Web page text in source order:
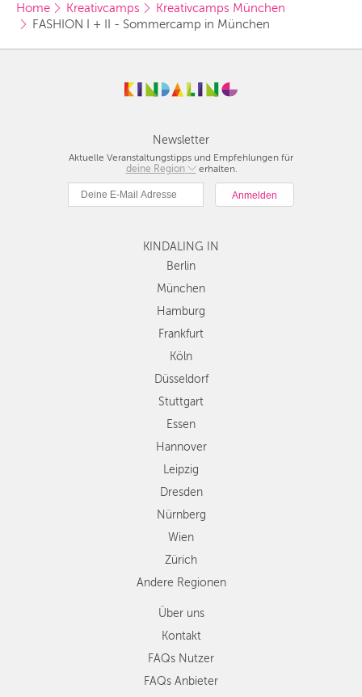
Home Kreativcamps
Kreativcamps München
FASHION I + II - Sommercamp in München
Newsletter
Aktuelle Veranstaltungstipps und Empfehlungen für
deine Region
Berlin
München
Hamburg
Köln
Düsseldorf
Stuttgart
Essen
Dresden
Nürnberg
Wien
Zürich
Andere
Regionen
erhalten.
KINDALING IN
Berlin
München
Hamburg
Frankfurt
Köln
Düsseldorf
Stuttgart
Essen
Hannover
Leipzig
Dresden
Nürnberg
Wien
Zürich
Andere Regionen
Über uns
Kontakt
FAQs Nutzer
FAQs Anbieter